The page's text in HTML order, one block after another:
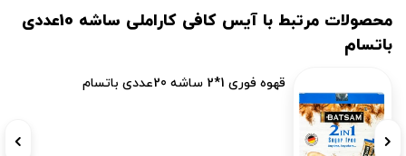
محصولات مرتبط با آیس کافی کاراملی ساشه 10عددی
باتسام
قهوه فوری 1*2 ساشه 20عددی باتسام